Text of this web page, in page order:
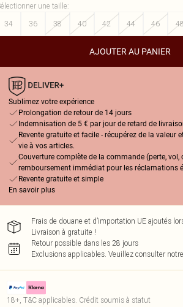
une taille:
34
36 38 40 42 44 46 48
AJOUTER AU PANIER
Sublimez votre expérience
Prolongation de retour de 14 jours
Indemnisation de 5 € par jour de retard de
Revente gratuite et facile - récupérez de la valeur
vie à vos articles.
Couverture complète de la commande (perte, vol,
remboursement immédiat pour les réclamations
Revente gratuite et simple
En savoir plus
Frais de douane et d’importation UE ajoutés
Livraison à gratuite !
Retour possible dans les 28 jours
Exclusions applicables. Veuillez consulter notre
18+, T&C applicables. Crédit soumis à statut